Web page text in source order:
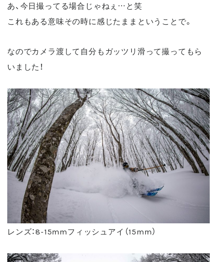
あ、今日撮ってる場合じゃねぇ…と笑
これもある意味その時に感じたままということで。
なのでカメラ渡して自分もガッツリ滑って撮ってもら
いました！
レンズ：8-15mmフィッシュアイ（15mm）